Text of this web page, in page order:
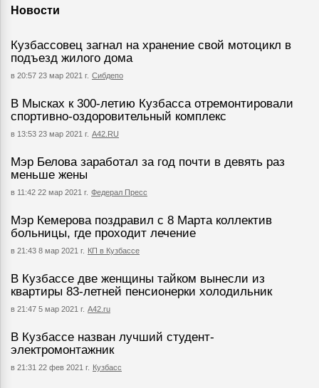
Новости
Кузбассовец загнал на хранение свой мотоцикл в
подъезд жилого дома
в 20:57 23 мар 2021 г. Сибдепо
В Мысках к 300-летию Кузбасса отремонтировали
спортивно-оздоровительный комплекс
в 13:53 23 мар 2021 г. А42.RU
Мэр Белова заработал за год почти в девять раз
меньше жены
в 11:42 22 мар 2021 г. Федерал Пресс
Мэр Кемерова поздравил с 8 Марта коллектив
больницы, где проходит лечение
в 21:43 8 мар 2021 г. КП в Кузбассе
В Кузбассе две женщины тайком вынесли из
квартиры 83-летней пенсионерки холодильник
в 21:47 5 мар 2021 г. А42.ru
В Кузбассе назван лучший студент-
электромонтажник
в 21:31 22 фев 2021 г. Кузбасс